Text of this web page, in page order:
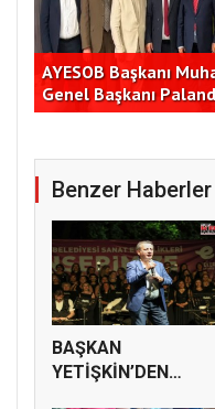
Germencik
Görüşmesi
Benzer Haberler
BAŞKAN
YETİŞKİN’DEN